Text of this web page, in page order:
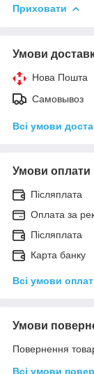
Приховати
Умови
Нова Пошта
Самовывоз
Всі умови
Умови оплати
Післяплата
Оплата за
Післяплата
Карта банку
Всі умови
Умови
Повернення
Всі умови